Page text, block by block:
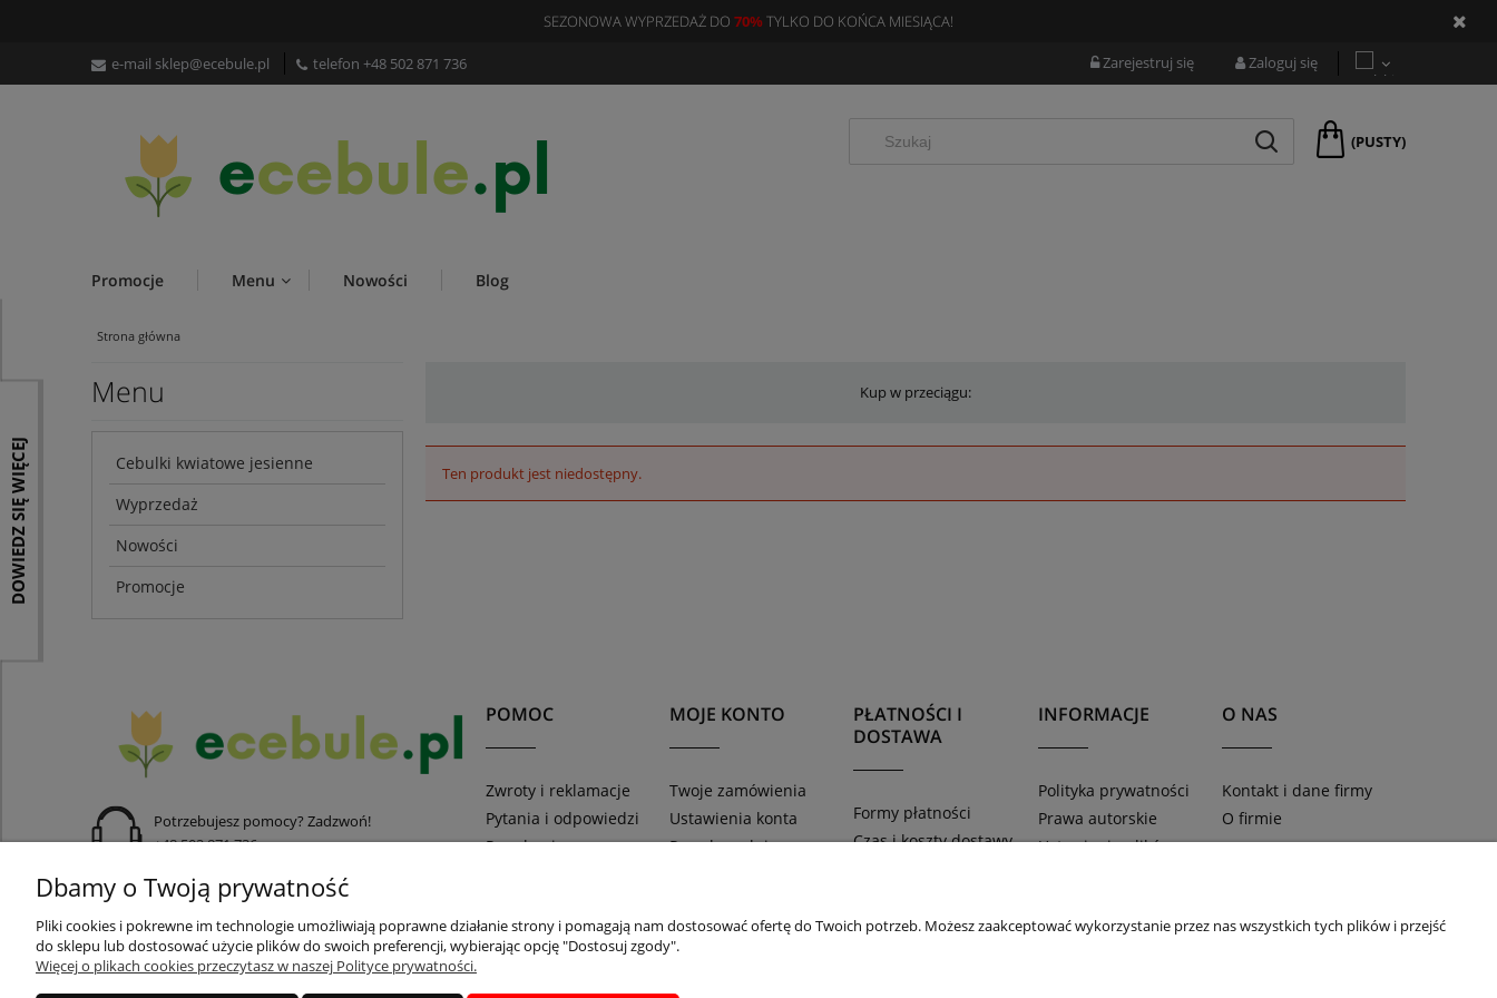
SEZONOWA WYPRZEDAŻ DO 70%TYLKO DO KOŃCA MIESIĄCA!
e-mail sklep@ecebule.pl telefon +48 502 871 736 Zarejestruj się Zaloguj się
(PUSTY)
Promocje Menu Nowości Blog
Strona główna
Menu
Cebulki kwiatowe jesienne
Wyprzedaż
Nowości
Promocje
Kup w przeciągu:
Ten produkt jest niedostępny.
DOWIEDZ SIĘ WIĘCEJ
Potrzebujesz pomocy? Zadzwoń!
+48 502 871 736
adres:
ul. Rumiankowa 54, 54-512 Wrocław
POMOC
Zwroty i reklamacje
Pytania i odpowiedzi
Regulamin
MOJE KONTO
Twoje zamówienia
Ustawienia konta
Przechowalnia
PŁATNOŚCI I
DOSTAWA
Formy płatności
Czas i koszty dostawy
INFORMACJE
Polityka prywatności
Prawa autorskie
Ustawienia plików
O NAS
Kontakt i dane firmy
O firmie
Dbamy o Twoją prywatność
Pliki cookies i pokrewne im technologie umożliwiają poprawne działanie strony i pomagają nam dostosować ofertę do Twoich potrzeb. Możesz zaakceptować wykorzystanie przez nas wszystkich tych plików i przejść
do sklepu lub dostosować użycie plików do swoich preferencji, wybierając opcję "Dostosuj zgody".
Więcej o plikach cookies przeczytasz w naszej Polityce prywatności.